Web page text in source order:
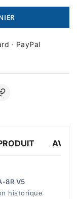
· PayPal
AVIS
8R V5
historique